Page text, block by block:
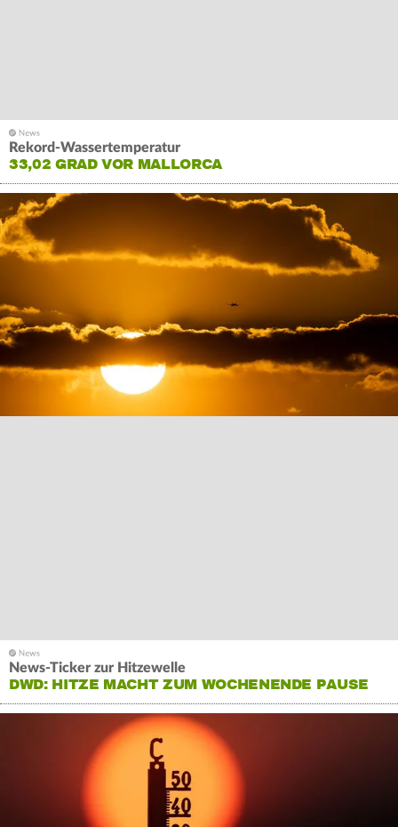
Rekord-Wassertemperatur
33,02 GRAD VOR MALLORCA
News-Ticker zur Hitzewelle
DWD: HITZE MACHT ZUM WOCHENENDE PAUSE